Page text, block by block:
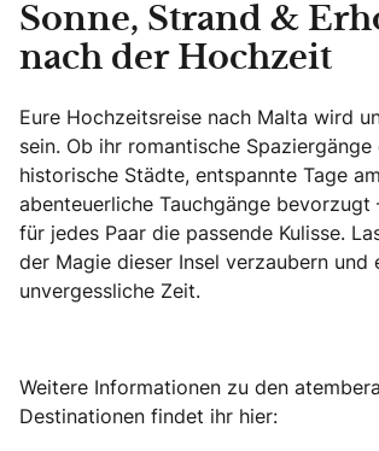
Sonne, Strand &
nach der Hochzeit
Eure Hochzeitsreise nach Malta wird
sein. Ob ihr romantische Spaziergänge
historische Städte, entspannte Tage
abenteuerliche Tauchgänge bevorzugt
für jedes Paar die passende Kulisse.
der Magie dieser Insel verzaubern und
unvergessliche Zeit.
Weitere Informationen zu den
Destinationen findet ihr hier: